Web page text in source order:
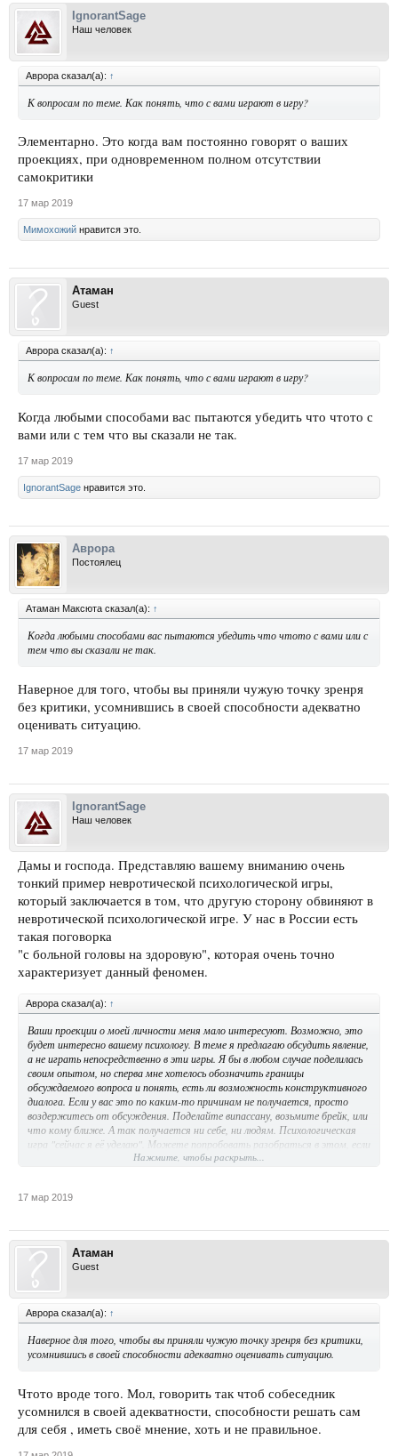
IgnorantSage
Наш человек
Аврора сказал(а): ↑
К вопросам по теме. Как понять, что с вами играют в игру?
Элементарно. Это когда вам постоянно говорят о ваших
проекциях, при одновременном полном отсутствии
самокритики
17 мар 2019
Мимохожий нравится это.
Атаман
Guest
Аврора сказал(а): ↑
К вопросам по теме. Как понять, что с вами играют в игру?
Когда любыми способами вас пытаются убедить что чтото с
вами или с тем что вы сказали не так.
17 мар 2019
IgnorantSage нравится это.
Аврора
Постоялец
Атаман Максюта сказал(а): ↑
Когда любыми способами вас пытаются убедить что чтото с вами или с
тем что вы сказали не так.
Наверное для того, чтобы вы приняли чужую точку зренря
без критики, усомнившись в своей способности адекватно
оценивать ситуацию.
17 мар 2019
IgnorantSage
Наш человек
Дамы и господа. Представляю вашему вниманию очень
тонкий пример невротической психологической игры,
который заключается в том, что другую сторону обвиняют в
невротической психологической игре. У нас в России есть
такая поговорка
"с больной головы на здоровую", которая очень точно
характеризует данный феномен.
Аврора сказал(а): ↑
Ваши проекции о моей личности меня мало интересуют. Возможно, это
будет интересно вашему психологу. В теме я предлагаю обсудить явление,
а не играть непосредственно в эти игры. Я бы в любом случае поделилась
своим опытом, но сперва мне хотелось обозначить границы
обсуждаемого вопроса и понять, есть ли возможность конструктивного
диалога. Если у вас это по каким-то причинам не получается, просто
воздержитесь от обсуждения. Поделайте випассану, возьмите брейк, или
что кому ближе. А так получается ни себе, ни людям. Психологическая
игра "сейчас я её уделаю". Можете попробовать разобраться в этом, если
есть желание. Вежливая просьба только не срать в теме. Остальное без
Нажмите, чтобы раскрыть...
17 мар 2019
Атаман
Guest
Аврора сказал(а): ↑
Наверное для того, чтобы вы приняли чужую точку зренря без критики,
усомнившись в своей способности адекватно оценивать ситуацию.
Чтото вроде того. Мол, говорить так чтоб собеседник
усомнился в своей адекватности, способности решать сам
для себя , иметь своё мнение, хоть и не правильное.